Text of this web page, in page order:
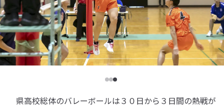
県高校総体のバレーボールは３０日から３日間の熱戦が